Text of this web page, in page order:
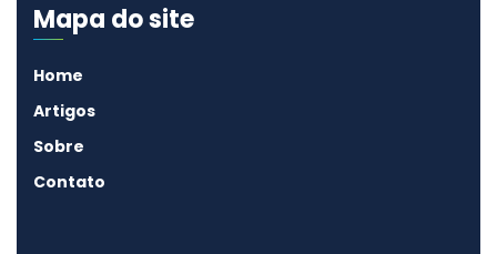
Mapa do site
Home
Artigos
Sobre
Contato